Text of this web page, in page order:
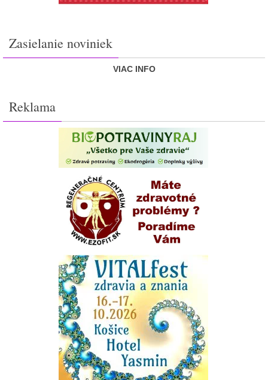
Zasielanie noviniek
VIAC INFO
Reklama